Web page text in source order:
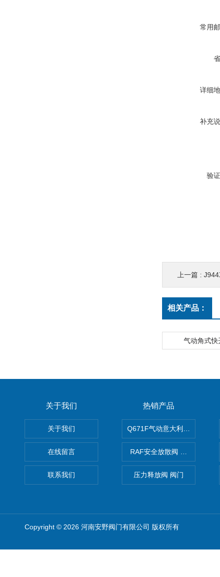
常用
详细
补充
验
上一篇 :
相关产品：
气动角式快
关于我们
关于我们
在线留言
联系我们
热销产品
Q671F气动意大利式薄型球阀
RAF安全放散阀 阀生产
压力释放阀 阀门
Copyright © 2026 河南安野阀门有限公司 版权所有